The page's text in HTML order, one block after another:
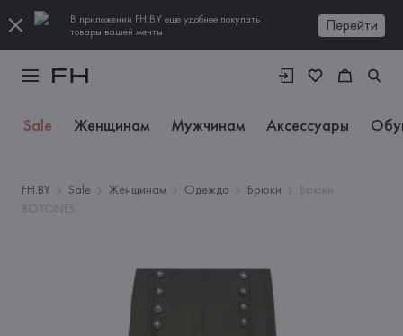
В приложении FH.BY еще удобнее покупать
товары вашей мечты
Перейти
Sale Женщинам Мужчинам Аксессуары
FH.BY Sale Женщинам Одежда Брюки
Брюки
BOTONES